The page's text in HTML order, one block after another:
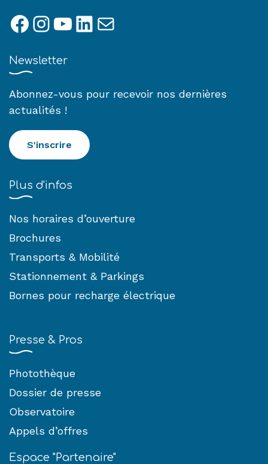
Facebook
Instagram
YouTube
LinkedIn
E-mail
Newsletter
Abonnez-vous pour recevoir nos dernières
actualités !
S'inscrire
Plus d'infos
Nos horaires d’ouverture
Brochures
Transports & Mobilité
Stationnement & Parkings
Bornes pour recharge électrique
Presse & Pros
Photothèque
Dossier de presse
Observatoire
Appels d’offres
Espace "Partenaire"